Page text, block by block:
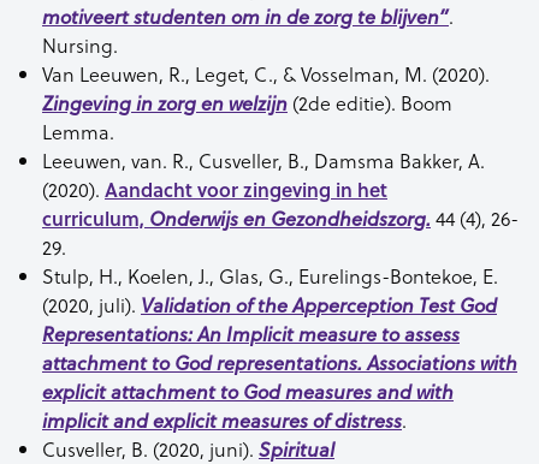
motiveert studenten om in de zorg te blijven”.
Nursing.
Van Leeuwen, R., Leget, C., & Vosselman, M. (2020).
Zingeving in zorg en welzijn (2de editie). Boom
Lemma.
Leeuwen, van. R., Cusveller, B., Damsma Bakker, A.
(2020). Aandacht voor zingeving in het
curriculum, Onderwijs en Gezondheidszorg. 44 (4), 26-
29.
Stulp, H., Koelen, J., Glas, G., Eurelings-Bontekoe, E.
(2020, juli). Validation of the Apperception Test God
Representations: An Implicit measure to assess
attachment to God representations. Associations with
explicit attachment to God measures and with
implicit and explicit measures of distress.
Cusveller, B. (2020, juni). Spiritual